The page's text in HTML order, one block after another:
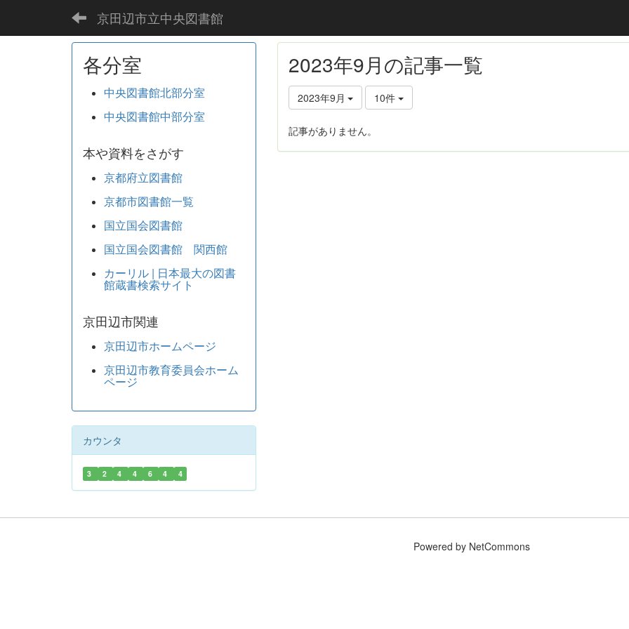
京田辺市立中央図書館
2023年9月の記事一覧
2023年9月 10件
記事がありません。
各分室
中央図書館北部分室
中央図書館中部分室
本や資料をさがす
京都府立図書館
京都市図書館一覧
国立国会図書館
国立国会図書館 関西館
カーリル | 日本最大の図書
館蔵書検索サイト
京田辺市関連
京田辺市ホームページ
京田辺市教育委員会ホーム
ページ
カウンタ
3 2 4 4 6 4 4
Powered by NetCommons